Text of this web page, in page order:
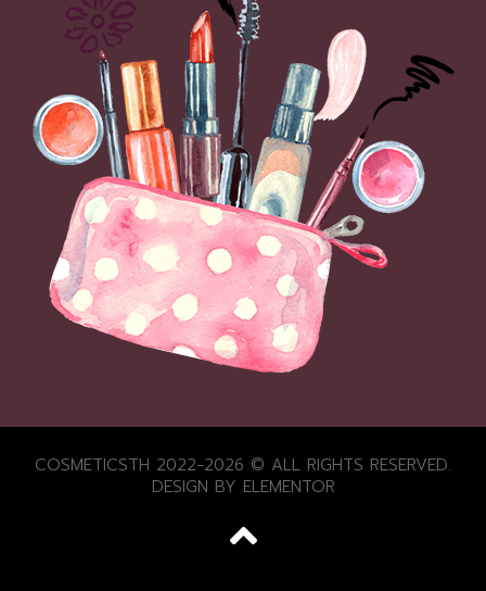
COSMETICSTH 2022-2026 © ALL RIGHTS RESERVED.
DESIGN BY ELEMENTOR